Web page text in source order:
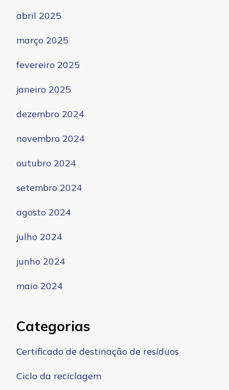
abril 2025
março 2025
fevereiro 2025
janeiro 2025
dezembro 2024
novembro 2024
outubro 2024
setembro 2024
agosto 2024
julho 2024
junho 2024
maio 2024
Categorias
Certificado de destinação de resíduos
Ciclo da reciclagem